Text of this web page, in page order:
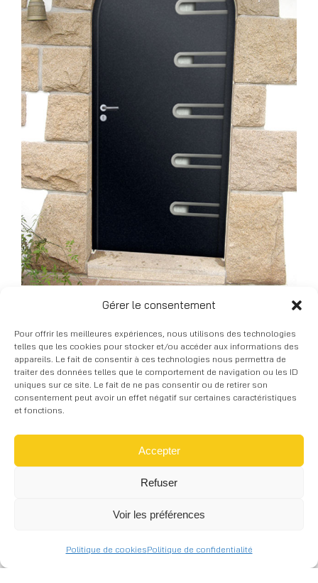
Gérer le consentement
Pour offrir les meilleures expériences, nous utilisons des technologies
telles que les cookies pour stocker et/ou accéder aux informations des
appareils. Le fait de consentir à ces technologies nous permettra de
traiter des données telles que le comportement de navigation ou les ID
uniques sur ce site. Le fait de ne pas consentir ou de retirer son
consentement peut avoir un effet négatif sur certaines caractéristiques
et fonctions.
Accepter
Refuser
Voir les préférences
Politique de cookiesPolitique de confidentialité
SARL THORAVAL et Fils
Le Champ Blanc – Servel
22300 Lannion
Réalisation graphique -Mentions légales-Skill
RECEVOIR NOTRE CATALOGUE